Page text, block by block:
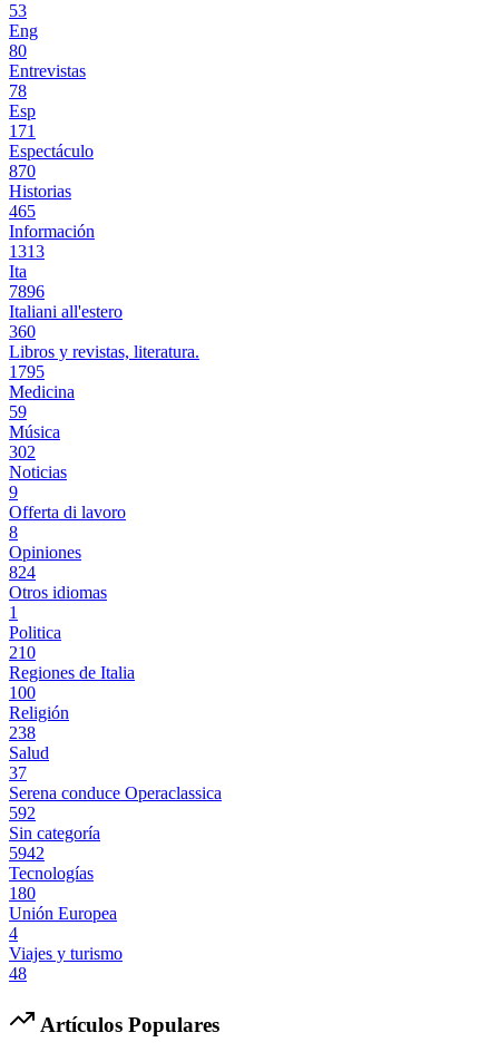
53
Eng
80
Entrevistas
78
Esp
171
Espectáculo
870
Historias
465
Información
1313
Ita
7896
Italiani all'estero
360
Libros y revistas, literatura.
1795
Medicina
59
Música
302
Noticias
9
Offerta di lavoro
8
Opiniones
824
Otros idiomas
1
Politica
210
Regiones de Italia
100
Religión
238
Salud
37
Serena conduce Operaclassica
592
Sin categoría
5942
Tecnologías
180
Unión Europea
4
Viajes y turismo
48
Artículos Populares